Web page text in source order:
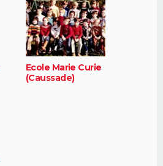
Ecole Marie Curie
(Caussade)